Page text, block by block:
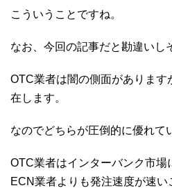
こういうことですね。
なお、今回の記事だと勘違いし
OTC業者は闇の側面がありま
在します。
なのでどちらが圧倒的に優れて
OTC業者はインターバンク市場
ECN業者よりも発注速度が速い